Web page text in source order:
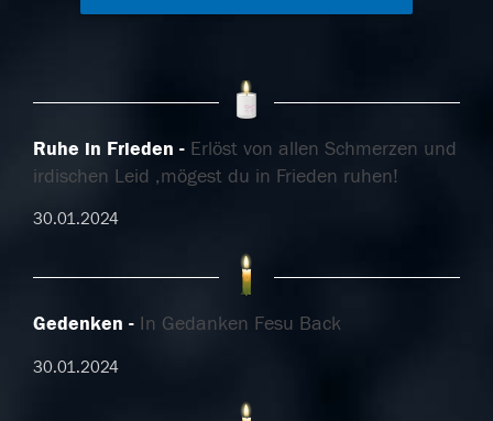
Ruhe in Frieden
Erlöst von allen Schmerzen und
irdischen Leid ,mögest du in Frieden ruhen!
30.01.2024
Gedenken In Gedanken Fesu Back
30.01.2024